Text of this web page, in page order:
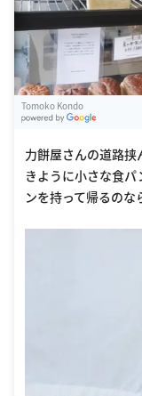
Tomoko Kondo
力餅屋さんの道路
きように小さな食
ンを持って帰るのな